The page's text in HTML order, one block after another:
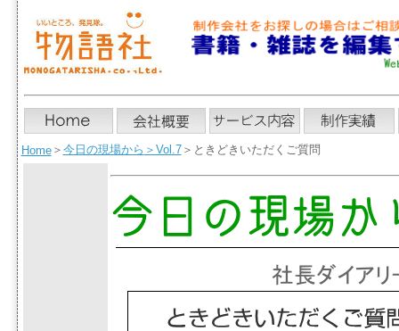
Home＞ 今日の現場から ＞Vol.7＞ときどきいただくご質問